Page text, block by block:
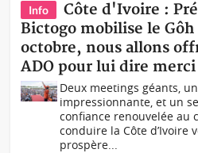
Info
Côte d'Ivoire :
Bictogo mobilise le
octobre, nous allons
ADO pour lui dire
Deux meetings géants,
impressionnante, et un
confiance renouvelée au
conduire la Côte d’Ivoire
prospère...